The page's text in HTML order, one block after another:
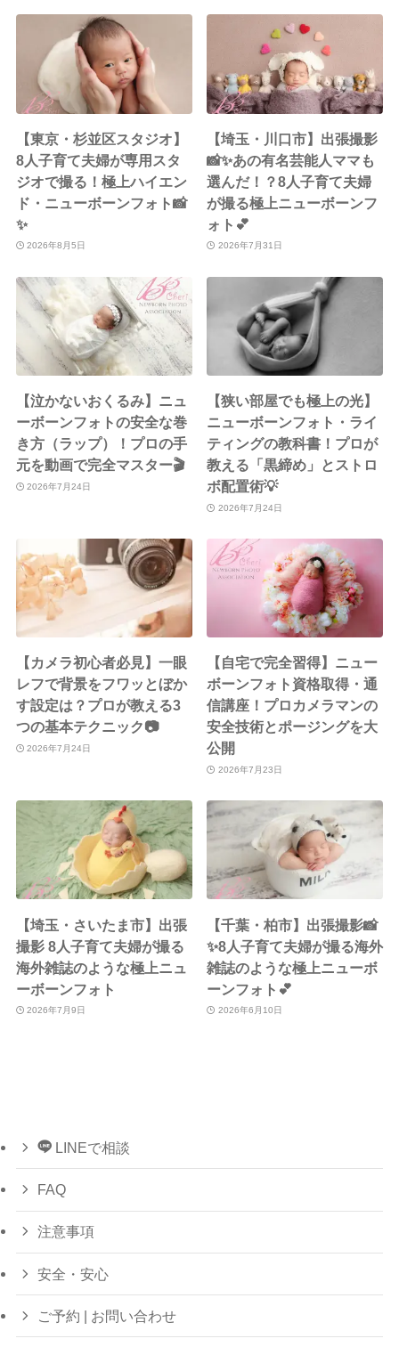
【東京・杉並区スタジオ】
8人子育て夫婦が専用スタ
ジオで撮る！極上ハイエン
ド・ニューボーンフォト📸
✨
2026年8月5日
【埼玉・川口市】出張撮影
📸✨あの有名芸能人ママも
選んだ！？8人子育て夫婦
が撮る極上ニューボーンフ
ォト💕
2026年7月31日
【泣かないおくるみ】ニュ
ーボーンフォトの安全な巻
き方（ラップ）！プロの手
元を動画で完全マスター🎬
2026年7月24日
【狭い部屋でも極上の光】
ニューボーンフォト・ライ
ティングの教科書！プロが
教える「黒締め」とストロ
ボ配置術💡
2026年7月24日
【カメラ初心者必見】一眼
レフで背景をフワッとぼか
す設定は？プロが教える3
つの基本テクニック📷
2026年7月24日
【自宅で完全習得】ニュー
ボーンフォト資格取得・通
信講座！プロカメラマンの
安全技術とポージングを大
公開
2026年7月23日
【埼玉・さいたま市】出張
撮影 8人子育て夫婦が撮る
海外雑誌のような極上ニュ
ーボーンフォト
2026年7月9日
【千葉・柏市】出張撮影📸
✨8人子育て夫婦が撮る海外
雑誌のような極上ニューボ
ーンフォト💕
2026年6月10日
LINEで相談
FAQ
注意事項
安全・安心
ご予約 | お問い合わせ